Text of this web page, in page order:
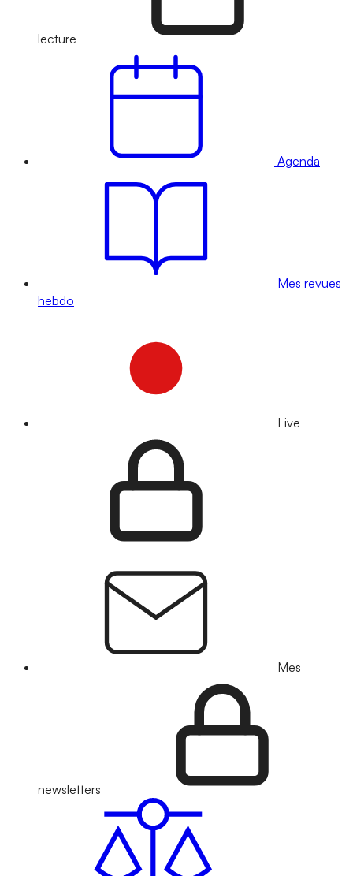
lecture
Agenda
Mes revues
hebdo
Live
Mes
newsletters